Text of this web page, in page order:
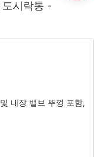
도시락통 -